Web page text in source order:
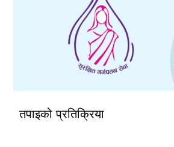
तपाइको प्रतिक्रिया